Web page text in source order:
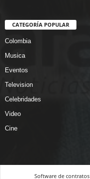
CATEGORÍA POPULAR
Colombia
Musica
Eventos
Television
Celebridades
Video
Cine
Software de contratos